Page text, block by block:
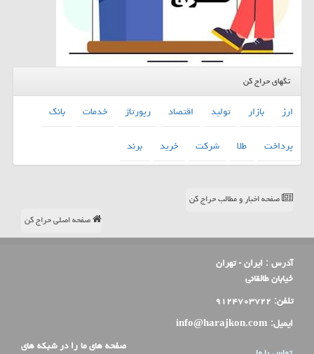
تگهای حراج کن
ارز بازار تولید اقتصاد رپورتاژ خدمات
بانك
پرداخت
طلا شركت خرید برند
صفحه اخبار و مطالب حراج کن
صفحه اصلی حراج کن
آدرس : ایران - تهران
خیابان طالقانی
تلفن: ۹۱۲۴۷۰۳۷۲۲
ایمیل: info@harajkon.com
صفحه های ما را در شبکه های